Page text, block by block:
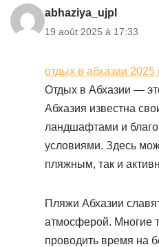
abhaziya_ujpl
19 août 2025 à 17:33
отдых в абхазии 2025
Отдых в Абхазии —
Абхазия известна
ландшафтами и
условиями. Здесь
пляжным, так и
Пляжи Абхазии
атмосферой. Многие
проводить время на